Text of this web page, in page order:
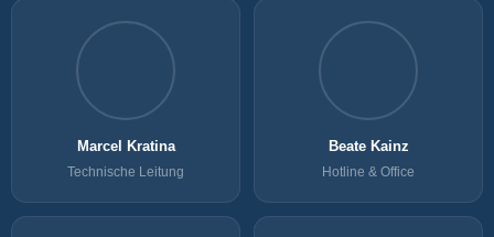
Marcel Kratina
Technische Leitung
Beate Kainz
Hotline & Office